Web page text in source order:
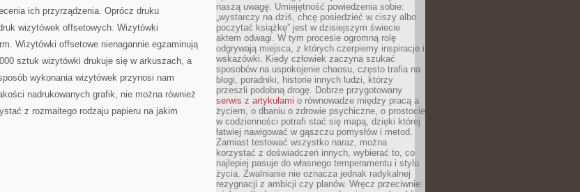
ich przyrządzenia. Oprócz druku
wizytówek offsetowych. Wizytówki
Wizytówki offsetowe nienagannie egzaminują
sztuk wizytówki drukuje się w arkuszach, a
wykonania wizytówek przynosi nam
nadrukowanych grafik, nie można również
z rozmaitego rodzaju papieru na jakim
naszą uwagę. Umiejętność powiedzenia sobie:
„wystarczy na dziś, chcę posiedzieć w ciszy albo
poczytać książkę” jest w dzisiejszym świecie
aktem odwagi. W tym procesie ogromną rolę
odgrywają miejsca, z których czerpiemy inspiracje i
wskazówki. Kiedy człowiek zaczyna szukać
sposobów na uspokojenie chaosu, często trafia na
blogi, poradniki, historie innych ludzi, którzy
przeszli podobną drogę. Dobrze przygotowany
serwis z artykułami o równowadze między pracą a
życiem, o dbaniu o zdrowie psychiczne, o prostocie
w codzienności potrafi stać się mapą, dzięki której
łatwiej nawigować w gąszczu pomysłów i metod.
Zamiast testować wszystko naraz, można
korzystać z doświadczeń innych, wybierać to, co
najlepiej pasuje do własnego temperamentu i stylu
życia. Zwalnianie nie oznacza jednak radykalnej
rezygnacji z ambicji czy planów. Wręcz przeciwnie: